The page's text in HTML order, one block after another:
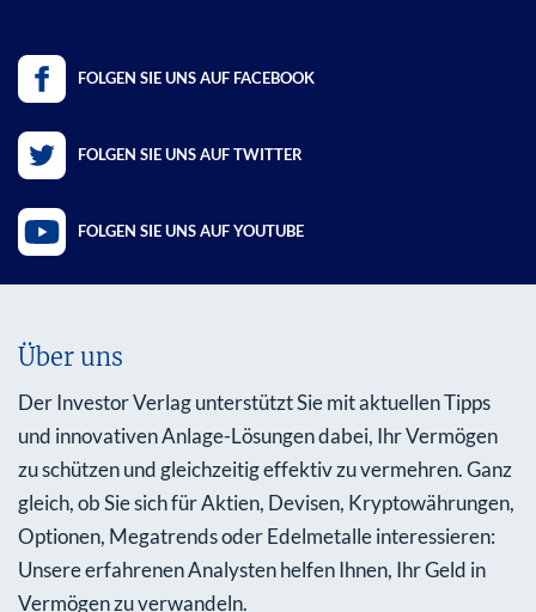
FOLGEN SIE UNS AUF FACEBOOK
FOLGEN SIE UNS AUF TWITTER
FOLGEN SIE UNS AUF YOUTUBE
Über uns
Der Investor Verlag unterstützt Sie mit aktuellen Tipps
und innovativen Anlage-Lösungen dabei, Ihr Vermögen
zu schützen und gleichzeitig effektiv zu vermehren. Ganz
gleich, ob Sie sich für Aktien, Devisen, Kryptowährungen,
Optionen, Megatrends oder Edelmetalle interessieren:
Unsere erfahrenen Analysten helfen Ihnen, Ihr Geld in
Vermögen zu verwandeln.